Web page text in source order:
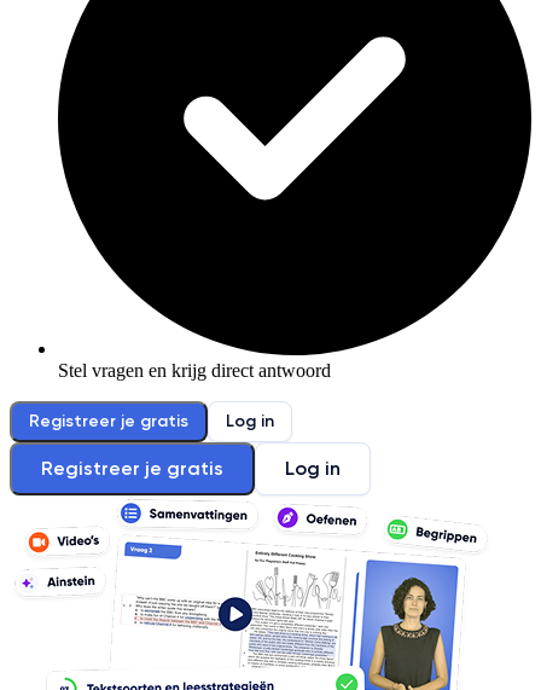
Stel vragen en krijg direct antwoord
Registreer je gratis Log in
Registreer je gratis Log in